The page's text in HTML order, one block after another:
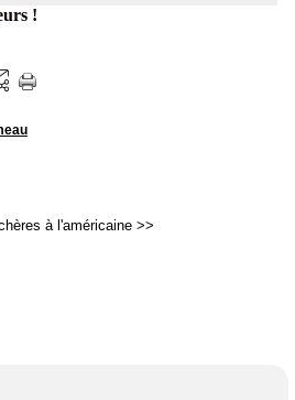
!
à l'américaine >>